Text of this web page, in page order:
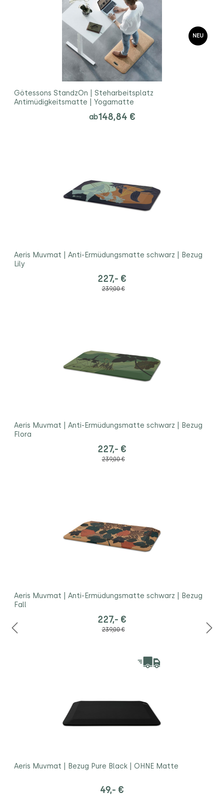
NEU
Götessons StandzOn | Steharbeitsplatz
Antimüdigkeitsmatte | Yogamatte
ab148,84 €
Aeris Muvmat | Anti-Ermüdungsmatte schwarz | Bezug
Lily
227,- €
239,00 €
Aeris Muvmat | Anti-Ermüdungsmatte schwarz | Bezug
Flora
227,- €
239,00 €
Aeris Muvmat | Anti-Ermüdungsmatte schwarz | Bezug
Fall
227,- €
239,00 €
Aeris Muvmat | Bezug Pure Black | OHNE Matte
49,- €